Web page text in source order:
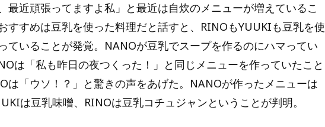
最近頑張ってますよ私」と最近は自炊のメニューが増えているこ
すすめは豆乳を使った料理だと話すと、RINOもYUUKIも豆乳を使
ていることが発覚。NANOが豆乳でスープを作るのにハマってい
は「私も昨日の夜つくった！」と同じメニューを作っていたこと
は「ウソ！？」と驚きの声をあげた。NANOが作ったメニューは
は豆乳味噌、RINOは豆乳コチュジャンということが判明。